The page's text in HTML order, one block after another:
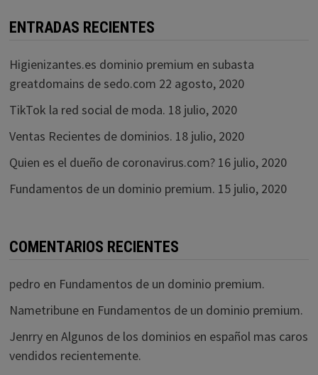
ENTRADAS RECIENTES
Higienizantes.es dominio premium en subasta
greatdomains de sedo.com 22 agosto, 2020
TikTok la red social de moda. 18 julio, 2020
Ventas Recientes de dominios. 18 julio, 2020
Quien es el dueño de coronavirus.com? 16 julio, 2020
Fundamentos de un dominio premium. 15 julio, 2020
COMENTARIOS RECIENTES
pedro en Fundamentos de un dominio premium.
Nametribuneen Fundamentos de un dominio premium.
Jenrryen Algunos de los dominios en español mas caros
vendidos recientemente.